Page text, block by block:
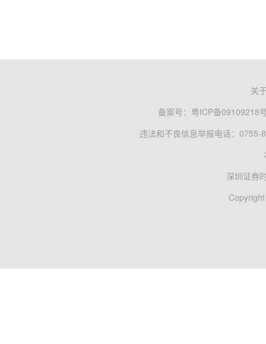
关
备案号： 粤ICP备09109218
违法和不良信息举报电话：0755-
深圳证券